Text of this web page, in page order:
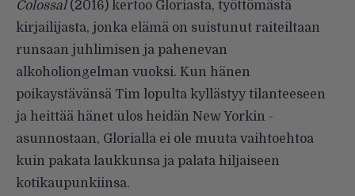
Colossal(2016) kertoo Gloriasta, työttömästä
kirjailijasta, jonka elämä on suistunut raiteiltaan
runsaan juhlimisen ja pahenevan
alkoholiongelman vuoksi. Kun hänen
poikaystävänsä Tim lopulta kyllästyy tilanteeseen
ja heittää hänet ulos heidän New Yorkin -
asunnostaan, Glorialla ei ole muuta vaihtoehtoa
kuin pakata laukkunsa ja palata hiljaiseen
kotikaupunkiinsa.